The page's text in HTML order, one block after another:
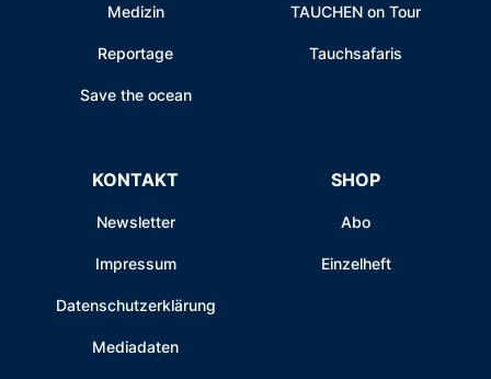
Medizin
Reportage
Save the ocean
TAUCHEN on Tour
Tauchsafaris
KONTAKT
Newsletter
Impressum
Datenschutzerklärung
Mediadaten
SHOP
Abo
Einzelheft